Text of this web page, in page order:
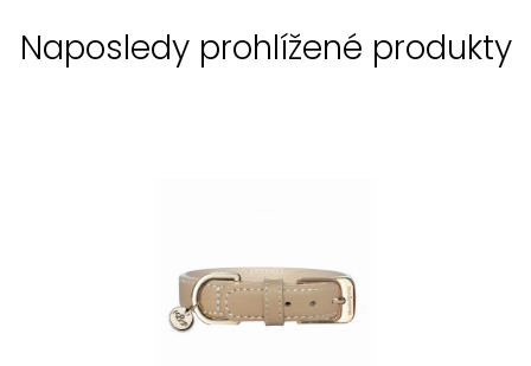
Naposledy prohlížené produkty